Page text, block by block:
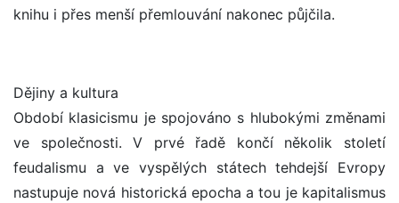
knihu i přes menší přemlouvání nakonec půjčila.
Dějiny a kultura
Období klasicismu je spojováno s hlubokými změnami
ve společnosti. V prvé řadě končí několik století
feudalismu a ve vyspělých státech tehdejší Evropy
nastupuje nová historická epocha a tou je kapitalismus